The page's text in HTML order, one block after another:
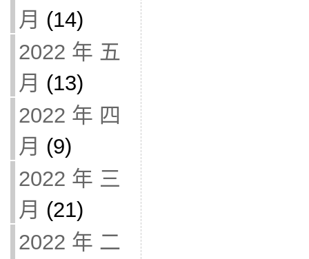
月 (14)
2022 年 五
月 (13)
2022 年 四
月 (9)
2022 年 三
月 (21)
2022 年 二